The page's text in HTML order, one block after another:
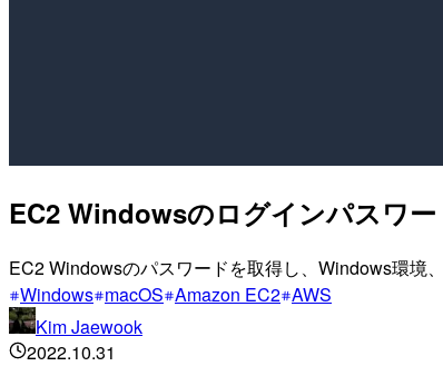
EC2 Windowsのログインパスワ
EC2 Windowsのパスワードを取得し、Windows環境
Windows macOS Amazon EC2 AWS
Kim Jaewook
2022.10.31